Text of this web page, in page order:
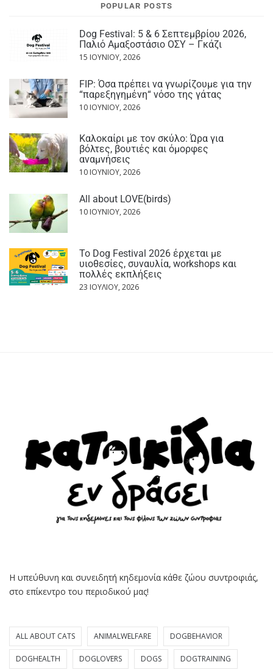
POPULAR POSTS
Dog Festival: 5 & 6 Σεπτεμβρίου 2026,
Παλιό Αμαξοστάσιο ΟΣΥ – Γκάζι
15 ΙΟΥΝΊΟΥ, 2026
FIP: Όσα πρέπει να γνωρίζουμε για την
“παρεξηγημένη“ νόσο της γάτας
10 ΙΟΥΝΊΟΥ, 2026
Καλοκαίρι με τον σκύλο: Ώρα για
βόλτες, βουτιές και όμορφες
αναμνήσεις
10 ΙΟΥΝΊΟΥ, 2026
All about LOVE(birds)
10 ΙΟΥΝΊΟΥ, 2026
Το Dog Festival 2026 έρχεται με
υιοθεσίες, συναυλία, workshops και
πολλές εκπλήξεις
23 ΙΟΥΛΊΟΥ, 2026
Η υπεύθυνη και συνειδητή κηδεμονία κάθε ζώου συντροφιάς,
στο επίκεντρο του περιοδικού μας!
ALL ABOUT CATS ANIMALWELFARE DOGBEHAVIOR
DOGHEALTH DOGLOVERS DOGS DOGTRAINING